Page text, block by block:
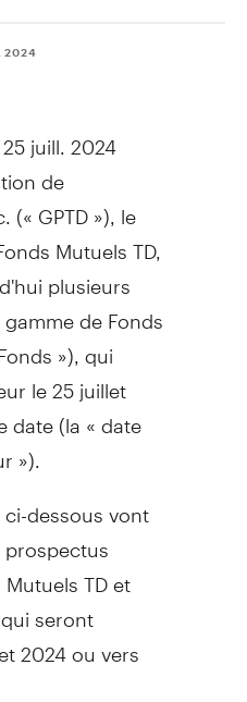
2024
juill. 2024
de
(« GPTD »), le
Mutuels TD,
plusieurs
de Fonds
»), qui
le 25 juillet
date (la « date
»).
dessous vont
TD et
seront
2024 ou vers